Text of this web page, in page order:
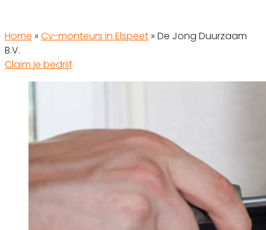
Home » Cv-monteurs in Elspeet » De Jong Duurzaam
B.V.
Claim je bedrijf